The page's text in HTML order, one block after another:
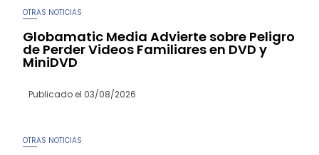
OTRAS NOTICIAS
Globamatic Media Advierte sobre Peligro
de Perder Videos Familiares en DVD y
MiniDVD
Publicado el 03/08/2026
OTRAS NOTICIAS